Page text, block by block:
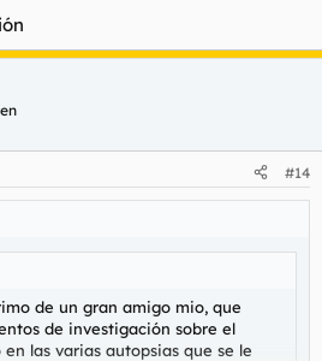
#14
de un gran amigo mio, que
de investigación sobre el
las varias autopsias que se le